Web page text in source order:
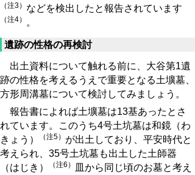
（注3） などを検出したと報告されています
（注4） 。
遺跡の性格の再検討
出土資料について触れる前に、大谷第1遺
跡の性格を考えるうえで重要となる土壙墓、
方形周溝墓について検討してみましょう。
報告書によれば土壙墓は13基あったとさ
れています。このうち4号土坑墓は和鏡（わ
きょう）
（注5） が出土しており、平安時代と
考えられ、35号土坑墓も出土した土師器
（はじき）
（注6）
皿から同じ頃のお墓と考え